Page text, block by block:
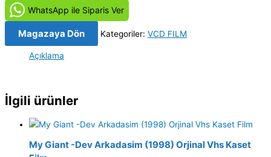
Orijinal
VCD
Film
Satış
WhatsApp ile Siparis Ver
Magazaya Dön Kategoriler: VCD FILM
Açıklama
İlgili ürünler
My Giant -Dev Arkadasim (1998) Orjinal Vhs Kaset